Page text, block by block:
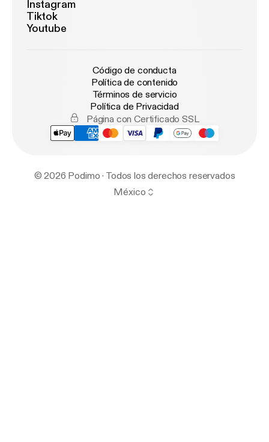
Instagram
Tiktok
Youtube
Código de conducta
Política de contenido
Términos de servicio
Política de Privacidad
Página con Certificado SSL
© 2026 Podimo · Todos los derechos reservados
México